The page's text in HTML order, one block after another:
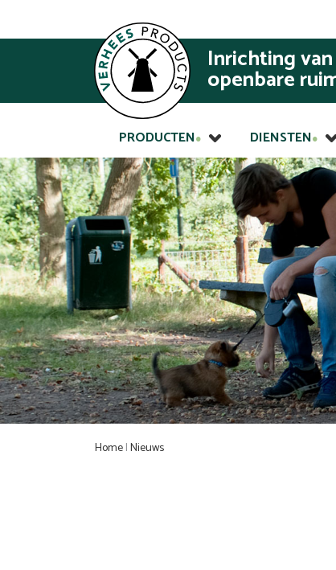
Inrichting van
openbare
PRODUCTEN DIENSTEN
Home|Nieuws